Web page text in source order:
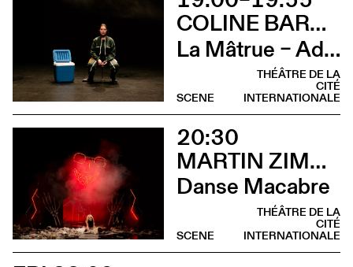
COLINE BARDIN
La Mâtrue – Adieu à la ferme
THÉÂTRE DE LA
CITÉ
INTERNATIONALE
SCENE
20:30
MARTIN ZIMMERMANN
Danse Macabre
THÉÂTRE DE LA
CITÉ
INTERNATIONALE
SCENE